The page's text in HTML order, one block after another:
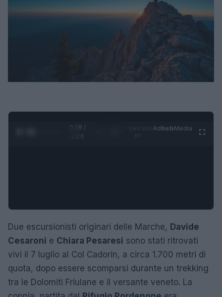
0:29 /
1:20
AdhubMedia
Due escursionisti originari delle Marche, Davide
Cesaroni e Chiara Pesaresi sono stati ritrovati
vivi il 7 luglio al Col Cadorin, a circa 1.700 metri di
quota, dopo essere scomparsi durante un trekking
tra le Dolomiti Friulane e il versante veneto. La